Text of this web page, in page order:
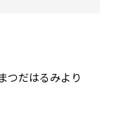
つだはるみより